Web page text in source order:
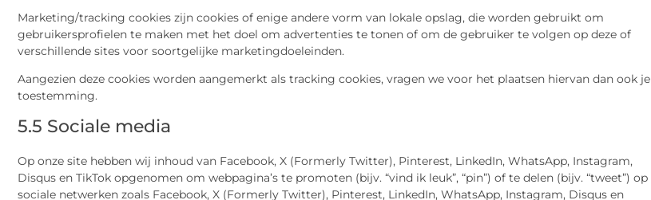
Marketing/tracking cookies zijn cookies of enige andere vorm van lokale opslag, die worden gebruikt om
gebruikersprofielen te maken met het doel om advertenties te tonen of om de gebruiker te volgen op deze of
verschillende sites voor soortgelijke marketingdoeleinden.
Aangezien deze cookies worden aangemerkt als tracking cookies, vragen we voor het plaatsen hiervan dan ook je
toestemming.
5.5 Sociale media
Op onze site hebben wij inhoud van Facebook, X (Formerly Twitter), Pinterest, LinkedIn, WhatsApp, Instagram,
Disqus en TikTok opgenomen om webpagina’s te promoten (bijv. “vind ik leuk”, “pin”) of te delen (bijv. “tweet”) op
sociale netwerken zoals Facebook, X (Formerly Twitter), Pinterest, LinkedIn, WhatsApp, Instagram, Disqus en